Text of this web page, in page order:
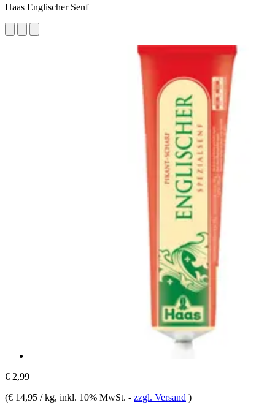
Haas Englischer Senf
€ 2,99
(€ 14,95 / kg, inkl. 10% MwSt. - zzgl. Versand )